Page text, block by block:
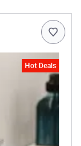
Hot Deals